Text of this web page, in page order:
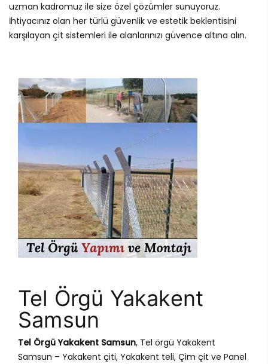
uzman kadromuz ile size özel çözümler sunuyoruz.
İhtiyacınız olan her türlü güvenlik ve estetik beklentisini
karşılayan çit sistemleri ile alanlarınızı güvence altına alın.
Tel Örgü Yakakent
Samsun
Tel Örgü Yakakent Samsun, Tel örgü Yakakent
Samsun – Yakakent çiti, Yakakent teli, Çim çit ve Panel